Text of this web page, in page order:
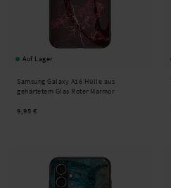
Auf Lager
Samsung Galaxy A16 Hülle aus
gehärtetem Glas Roter Marmor
9,95 €